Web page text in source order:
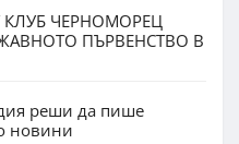
КЛУБ ЧЕРНОМОРЕЦ
ПЪРВЕНСТВО В
реши да пише
новини